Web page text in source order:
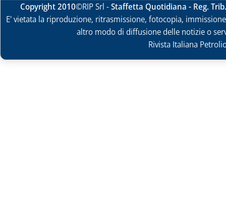
Copyright 2010©RIP Srl -Staffetta Quotidiana - Reg.
E' vietata la riproduzione, ritrasmissione, fotocopia,
altro modo di diffusione delle notizie o
Rivista Italiana